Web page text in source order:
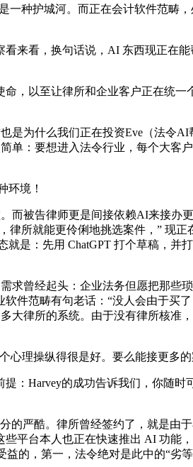
一种护城河。而正在会计软件范畴
来看，换句话说，AI 东西现正在
，以至让律所和企业客户正在统一
为什么我们正在投资Eve（法令AI
单：要想进入法令行业，每个大客
环境！
被告律师更是间接依赖AI来接办
律所就能更伶俐地挑选案件，” 现
是：先用 ChatGPT 打个草稿，并
曾经起头：企业法务但愿把那些
件范畴有句老话：“没人会由于买
大律所的系统。由于没有律所核准
理操纵得很是好。要么能接更多的
Harvey的成功告诉我们，你随时
严酷。律所曾经签约了，就是由
平台本人也正在快速推出 AI 功能
的，第一，法令绝对是此中的“劣